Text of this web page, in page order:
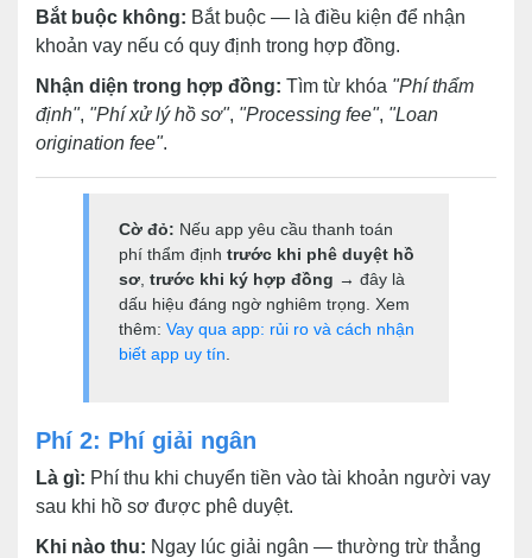
Bắt buộc không: Bắt buộc — là điều kiện để nhận
khoản vay nếu có quy định trong hợp đồng.
Nhận diện trong hợp đồng: Tìm từ khóa "Phí thẩm
định", "Phí xử lý hồ sơ", "Processing fee", "Loan
origination fee".
Cờ đỏ: Nếu app yêu cầu thanh toán
phí thẩm định trước khi phê duyệt hồ
sơ trước khi ký hợp đồng → đây là
dấu hiệu đáng ngờ nghiêm trọng. Xem
thêm: Vay qua app: rủi ro và cách nhận
biết app uy tín
Phí 2: Phí giải ngân
Là gì: Phí thu khi chuyển tiền vào tài khoản người vay
sau khi hồ sơ được phê duyệt.
Khi nào thu: Ngay lúc giải ngân — thường trừ thẳng